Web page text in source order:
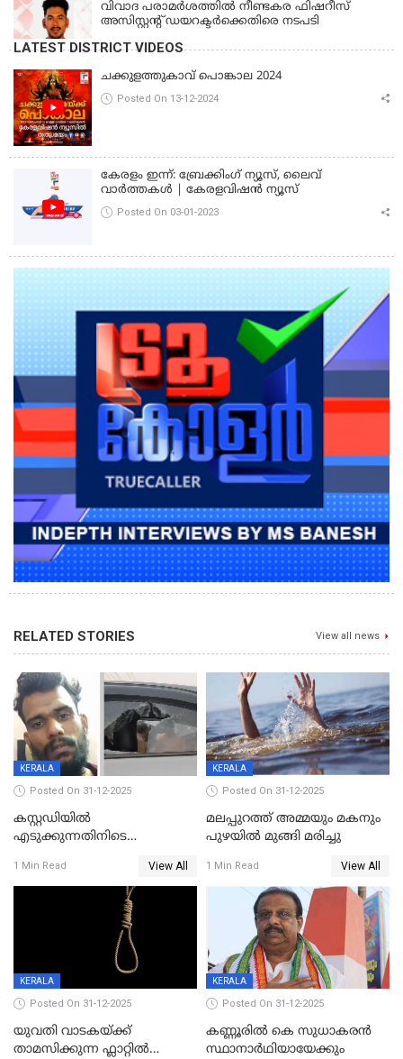
വിവാദ പരാമര്‍ശത്തില്‍ നീണ്ടകര ഫിഷറീസ്
അസിസ്റ്റന്റ് ഡയറക്ടര്‍ക്കെതിരെ നടപടി
LATEST DISTRICT VIDEOS
ചക്കുളത്തുകാവ് പൊങ്കാല 2024
Posted On 13-12-2024
കേരളം ഇന്ന്: ബ്രേക്കിംഗ് ന്യൂസ്, ലൈവ്
വാർത്തകൾ | കേരളവിഷൻ ന്യൂസ്
Posted On 03-01-2023
RELATED STORIES View all news
KERALA
Posted On 31-12-2025
കസ്റ്റഡിയിൽ
എടുക്കുന്നതിനിടെ
വധശ്രമക്കേസ് പ്രതി പിടിയിൽ
1 Min Read View All
KERALA
Posted On 31-12-2025
മലപ്പുറത്ത് അമ്മയും മകനും
പുഴയിൽ മുങ്ങി മരിച്ചു
1 Min Read View All
KERALA
Posted On 31-12-2025
യുവതി വാടകയ്ക്ക്
താമസിക്കുന്ന ഫ്ലാറ്റില്‍
KERALA
Posted On 31-12-2025
കണ്ണൂരിൽ കെ സുധാകരൻ
സ്ഥാനാർഥിയായേക്കും